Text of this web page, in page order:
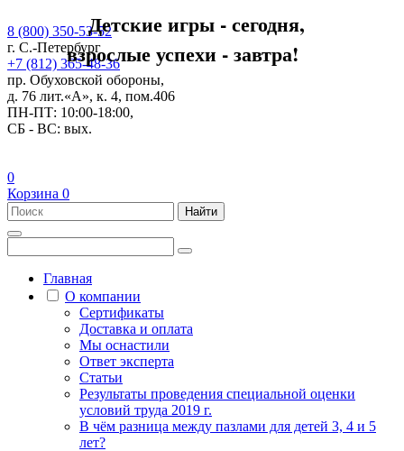
8 (800) 350-53-52
г. С.-Петербург
+7 (812) 365-48-36
пр. Обуховской обороны,
д. 76 лит.«А», к. 4, пом.406
ПН-ПТ: 10:00-18:00,
СБ - ВС: вых.
Детские игры - сегодня,
взрослые успехи - завтра!
0
Корзина 0
Найти
Главная
О компании
Сертификаты
Доставка и оплата
Мы оснастили
Ответ эксперта
Статьи
Результаты проведения специальной оценки
условий труда 2019 г.
В чём разница между пазлами для детей 3, 4 и 5
лет?